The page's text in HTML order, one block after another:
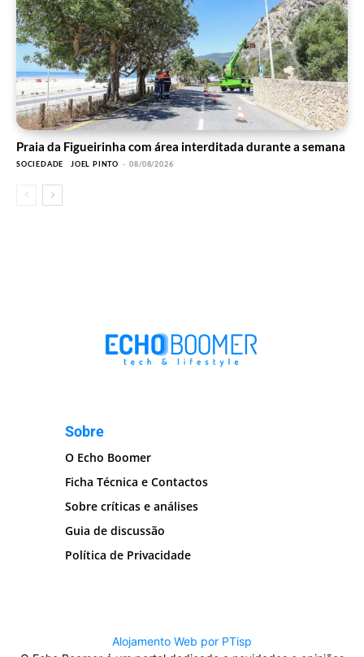
Praia da Figueirinha com área interditada durante a semana
SOCIEDADE JOEL PINTO - 08/08/2026
Sobre
O Echo Boomer
Ficha Técnica e Contactos
Sobre críticas e análises
Guia de discussão
Política de Privacidade
Alojamento Web por PTisp